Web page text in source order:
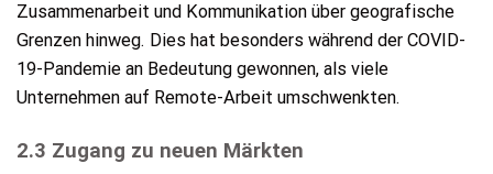
Zusammenarbeit und Kommunikation über geografische
Grenzen hinweg. Dies hat besonders während der COVID-
19-Pandemie an Bedeutung gewonnen, als viele
Unternehmen auf Remote-Arbeit umschwenkten.
2.3 Zugang zu neuen Märkten